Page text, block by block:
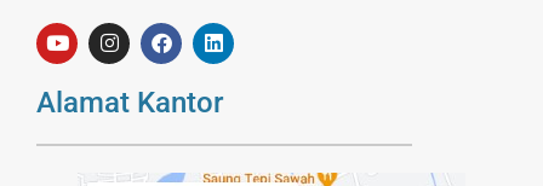
Alamat Kantor